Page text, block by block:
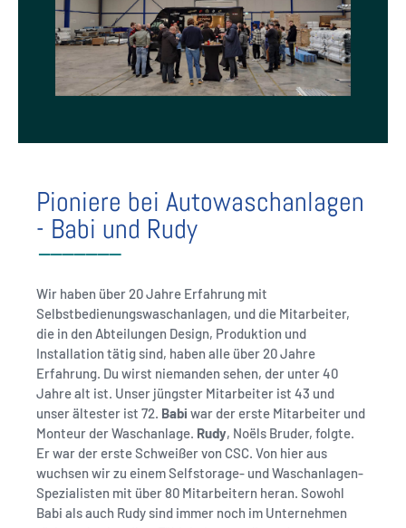
Pioniere bei Autowaschanlagen
- Babi und Rudy
Wir haben über 20 Jahre Erfahrung mit
Selbstbedienungswaschanlagen, und die Mitarbeiter,
die in den Abteilungen Design, Produktion und
Installation tätig sind, haben alle über 20 Jahre
Erfahrung. Du wirst niemanden sehen, der unter 40
Jahre alt ist. Unser jüngster Mitarbeiter ist 43 und
unser ältester ist 72. Babi war der erste Mitarbeiter und
Monteur der Waschanlage. Rudy, Noëls Bruder, folgte.
Er war der erste Schweißer von CSC. Von hier aus
wuchsen wir zu einem Selfstorage- und Waschanlagen-
Spezialisten mit über 80 Mitarbeitern heran. Sowohl
Babi als auch Rudy sind immer noch im Unternehmen